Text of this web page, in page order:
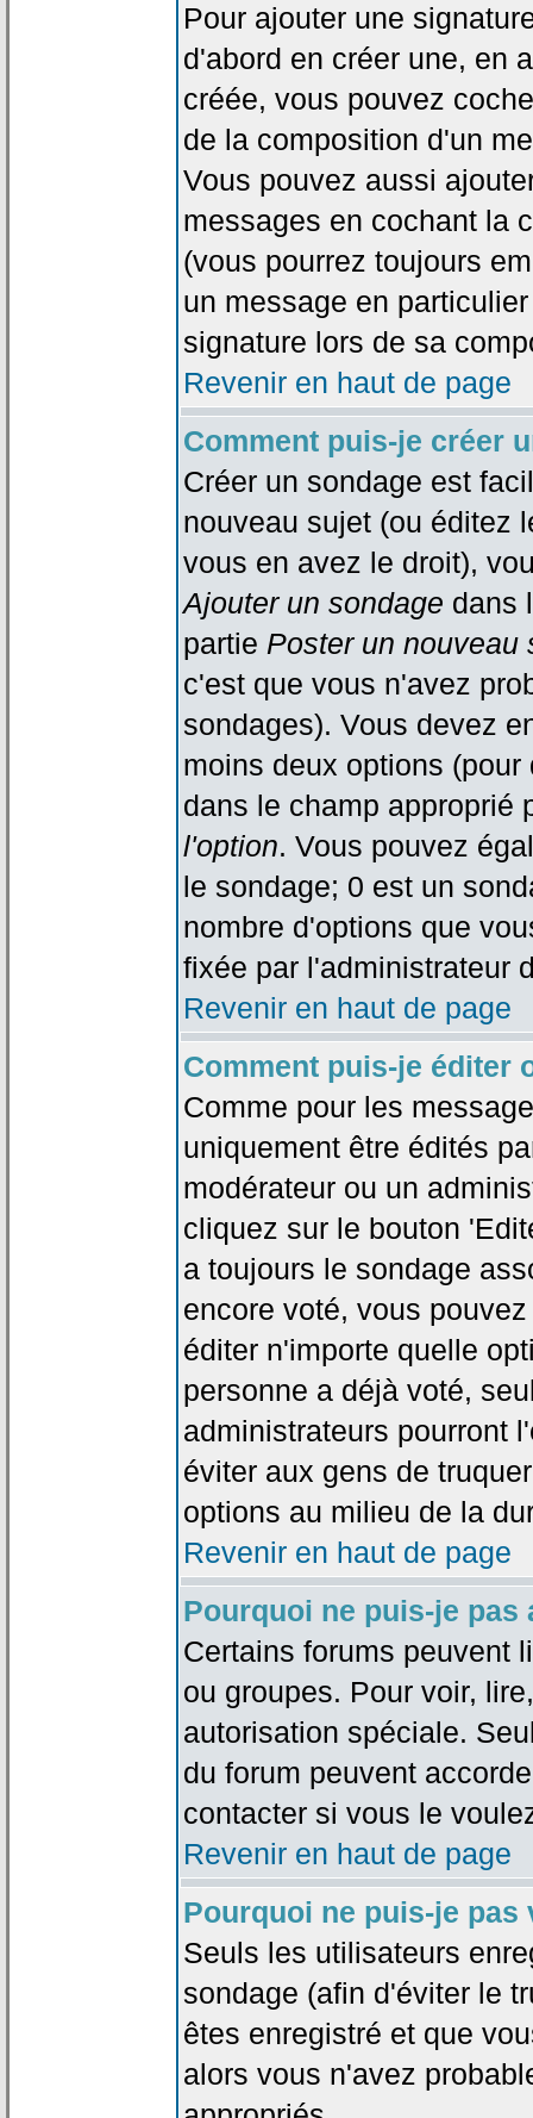
Pour ajouter une
d'abord en créer une, en
créée, vous pouvez
de la composition d'un
Vous pouvez aussi
messages en cochant la
(vous pourrez toujours
un message en
signature lors de sa
Revenir en haut de page
Comment puis-je créer
Créer un sondage est
nouveau sujet (ou éditez
vous en avez le droit),
Ajouter un sondage dans
partie Poster un nouveau
c'est que vous n'avez
sondages). Vous devez
moins deux options
dans le champ
l'option. Vous pouvez
le sondage; 0 est un
nombre d'options que
fixée par l'administrateur
Revenir en haut de page
Comment puis-je éditer
Comme pour les
uniquement être édités
modérateur ou un
cliquez sur le bouton
a toujours le sondage
encore voté, vous
éditer n'importe quelle
personne a déjà voté,
administrateurs pourront
éviter aux gens de
options au milieu de la
Revenir en haut de page
Pourquoi ne puis-je pas
Certains forums peuvent
ou groupes. Pour voir,
autorisation spéciale.
du forum peuvent
contacter si vous le
Revenir en haut de page
Pourquoi ne puis-je pas
Seuls les utilisateurs
sondage (afin d'éviter le
êtes enregistré et que
alors vous n'avez